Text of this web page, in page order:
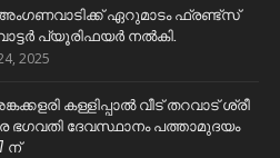
ഏറുമാടം ഫ്രണ്ട്സ്
പ്യൂരിഫയർ നൽകി.
2025
കള്ളിപ്പാൽ വീട് തറവാട് ശ്രീ
ഭഗവതി ദേവസ്ഥാനം പത്താമുദയം
ന്